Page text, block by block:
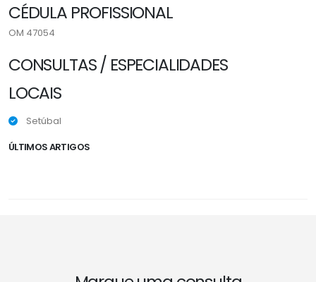
CÉDULA PROFISSIONAL
OM 47054
CONSULTAS / ESPECIALIDADES
LOCAIS
Setúbal
ÚLTIMOS ARTIGOS